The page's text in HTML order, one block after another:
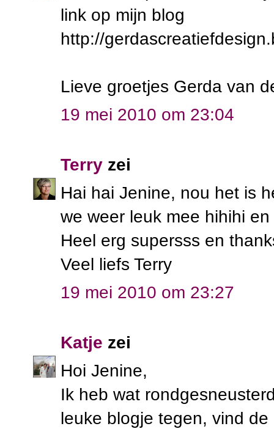
link op mijn blog
http://
Lieve groetjes Gerda van
19 mei 2010 om 23:04
Terry zei
Hai hai Jenine, nou het is
we weer leuk mee hihihi
Heel erg supersss en
Veel liefs Terry
19 mei 2010 om 23:27
Katje zei
Hoi Jenine,
Ik heb wat
leuke blogje tegen, vind